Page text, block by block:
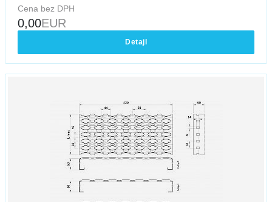
Cena bez DPH
0,00EUR
Detajl